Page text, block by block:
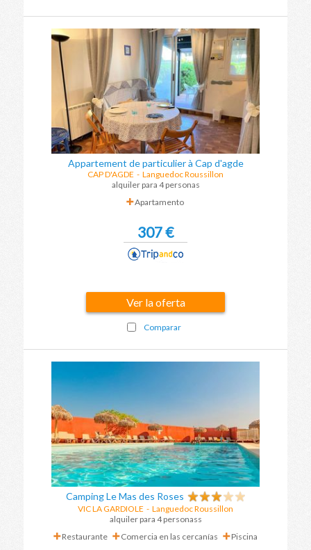
Appartement de particulier à Cap d'agde
CAP D'AGDE - Languedoc Roussillon
alquiler para 4 personas
Apartamento
307 €
Ver la oferta
Comparar
Camping Le Mas des Roses
VIC LA GARDIOLE - Languedoc Roussillon
alquiler para 4 personass
Restaurante
Comercia en las cercanías Piscina